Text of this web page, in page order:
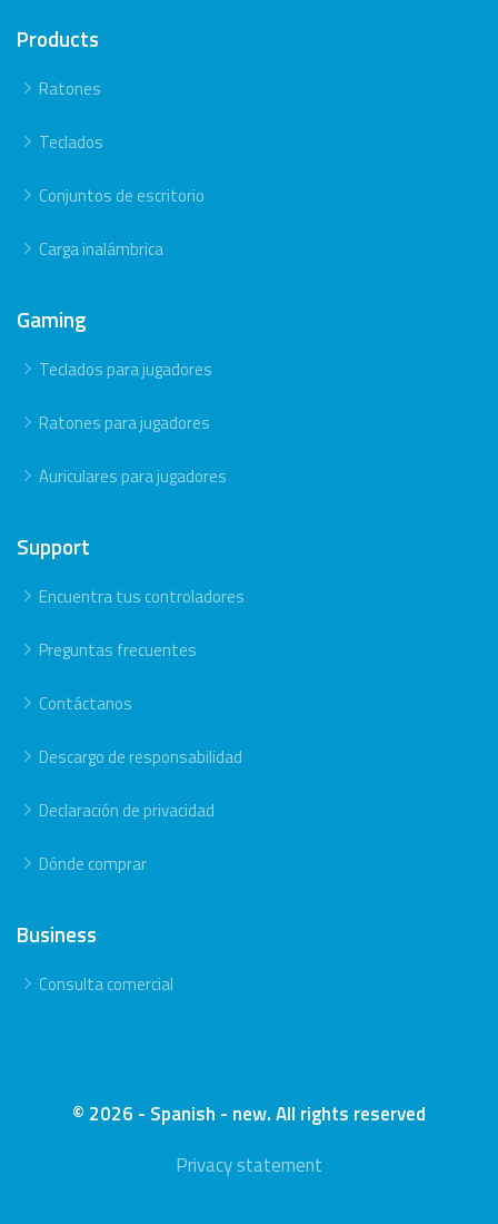
Products
Ratones
Teclados
Conjuntos de escritorio
Carga inalámbrica
Gaming
Teclados para jugadores
Ratones para jugadores
Auriculares para jugadores
Support
Encuentra tus controladores
Preguntas frecuentes
Contáctanos
Descargo de responsabilidad
Declaración de privacidad
Dónde comprar
Business
Consulta comercial
© 2026 - Spanish - new. All rights reserved
Privacy statement